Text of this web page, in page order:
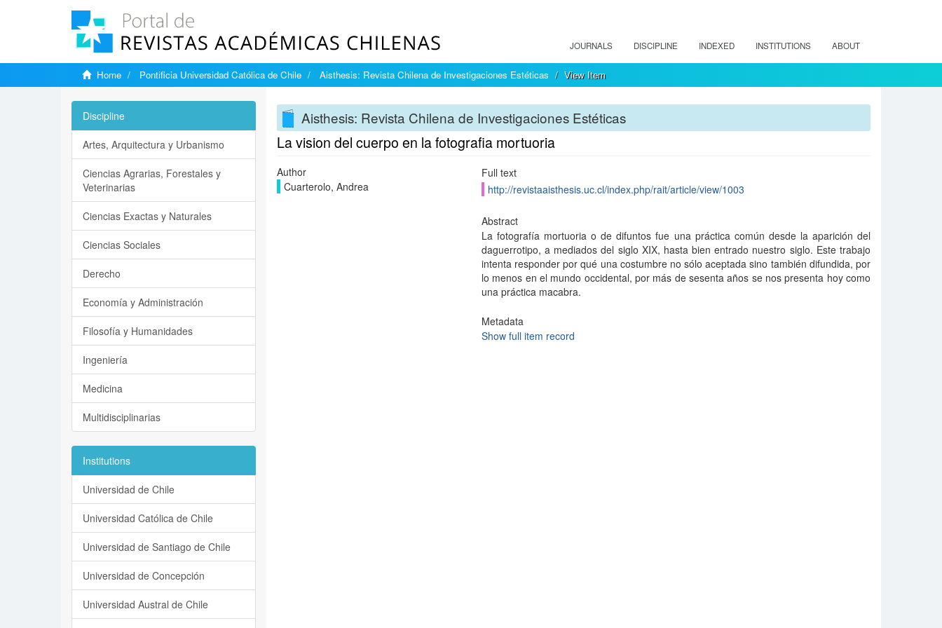
JOURNALS DISCIPLINE INDEXED INSTITUTIONS ABOUT
Home Pontificia Universidad Católica de Chile Aisthesis: Revista Chilena de Investigaciones Estéticas View Item
Aisthesis: Revista Chilena de Investigaciones Estéticas
La vision del cuerpo en la fotografia mortuoria
Author
Cuarterolo, Andrea
Full text
http://revistaaisthesis.uc.cl/index.php/rait/article/view/1003
Abstract
La fotografía mortuoria o de difuntos fue una práctica común desde la aparición del
daguerrotipo, a mediados del siglo XIX, hasta bien entrado nuestro siglo. Este trabajo
intenta responder por qué una costumbre no sólo aceptada sino también difundida, por
lo menos en el mundo occidental, por más de sesenta años se nos presenta hoy como
una práctica macabra.
Metadata
Show full item record
Discipline
Artes, Arquitectura y Urbanismo
Ciencias Agrarias, Forestales y
Veterinarias
Ciencias Exactas y Naturales
Ciencias Sociales
Derecho
Economía y Administración
Filosofía y Humanidades
Ingeniería
Medicina
Multidisciplinarias
Institutions
Universidad de Chile
Universidad Católica de Chile
Universidad de Santiago de Chile
Universidad de Concepción
Universidad Austral de Chile